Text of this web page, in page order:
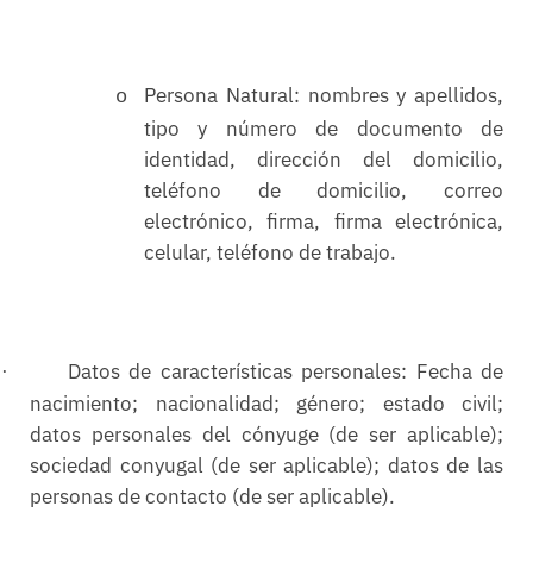
o
Persona Natural: nombres y apellidos,
tipo y número de documento de
identidad, dirección del domicilio,
teléfono de domicilio, correo
electrónico, firma, firma electrónica,
celular, teléfono de trabajo.
·
Datos de características personales: Fecha de
nacimiento; nacionalidad; género; estado civil;
datos personales del cónyuge (de ser aplicable);
sociedad conyugal (de ser aplicable); datos de las
personas de contacto (de ser aplicable).